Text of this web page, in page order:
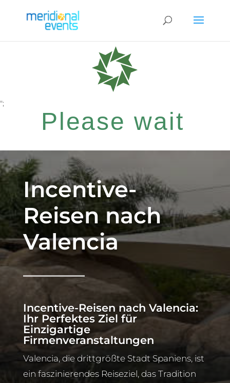
Please wait
while your
request is being
verified...
";
Incentive-
Reisen nach
Valencia
Incentive-Reisen nach Valencia:
Ihr Perfektes Ziel für
Einzigartige
Firmenveranstaltungen
Valencia, die drittgrößte Stadt Spaniens, ist
ein faszinierendes Reiseziel, das Tradition